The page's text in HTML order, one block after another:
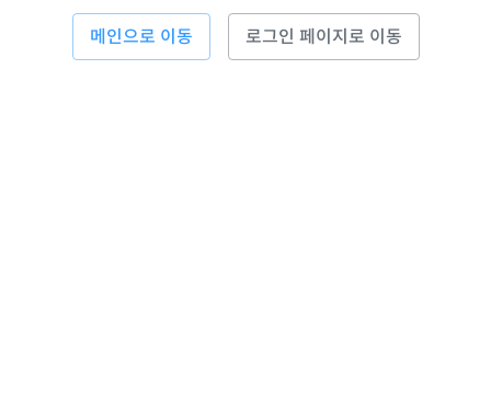
메인으로 이동 로그인 페이지로 이동